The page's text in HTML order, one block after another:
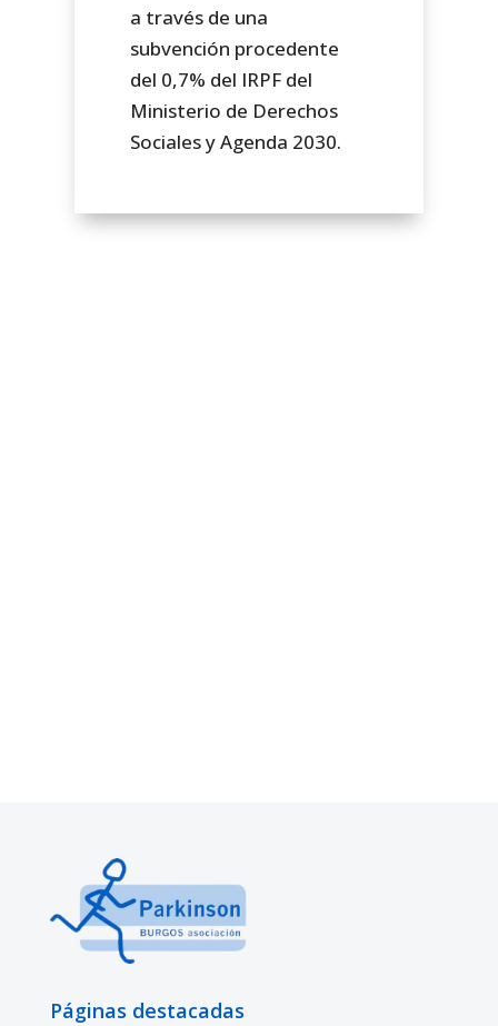
a través de una
subvención procedente
del 0,7% del IRPF del
Ministerio de Derechos
Sociales y Agenda 2030.
Páginas destacadas